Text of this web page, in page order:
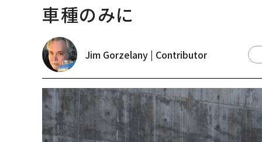
車種のみに
Jim Gorzelany | Contributor